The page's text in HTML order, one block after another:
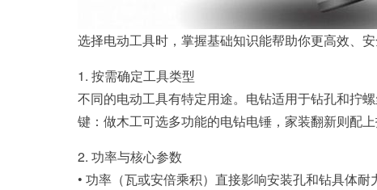
选择电动工具时，掌握基础知识能帮助你更高效、
1. 按需确定工具类型
不同的电动工具有特定用途。电钻适用于钻孔和拧
键：做木工可选多功能的电钻电锤，家装翻新则配
2. 功率与核心参数
• 功率（瓦或安倍乘积）直接影响安装孔和钻具体